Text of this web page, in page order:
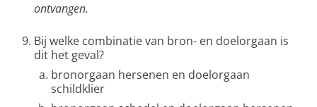
ontvangen.
Bij welke combinatie van bron- en doelorgaan is
dit het geval?
bronorgaan hersenen en doelorgaan
schildklier